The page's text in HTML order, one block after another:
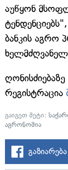
აუწყონ
ბანკის აგრო
რეგისტრაცია
გაიგეთ მეტი:
აგრონომია
გაზიარება